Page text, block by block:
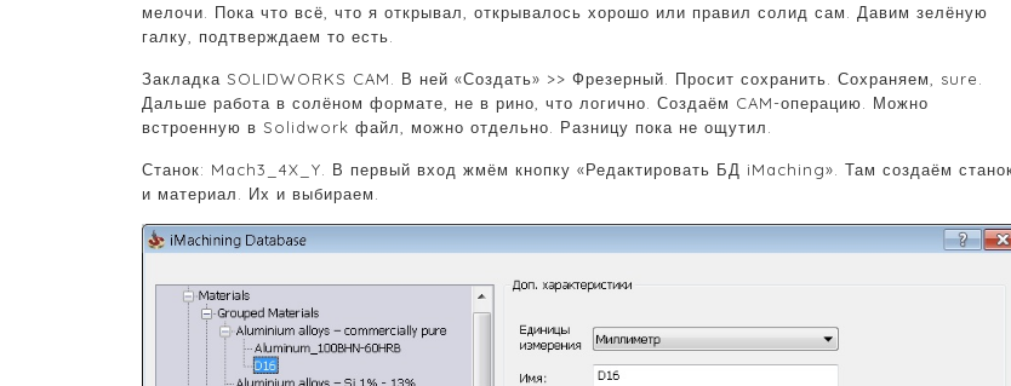
мелочи. Пока что всё, что я открывал, открывалось хорошо или правил солид сам. Давим зелёную
галку, подтверждаем то есть.
Закладка SOLIDWORKS CAM. В ней «Создать» >> Фрезерный. Просит сохранить. Сохраняем, sure.
Дальше работа в солёном формате, не в рино, что логично. Создаём CAM-операцию. Можно
встроенную в Solidwork файл, можно отдельно. Разницу пока не ощутил.
Станок: Mach3_4X_Y. В первый вход жмём кнопку «Редактировать БД iMaching». Там создаём
и материал. Их и выбираем.